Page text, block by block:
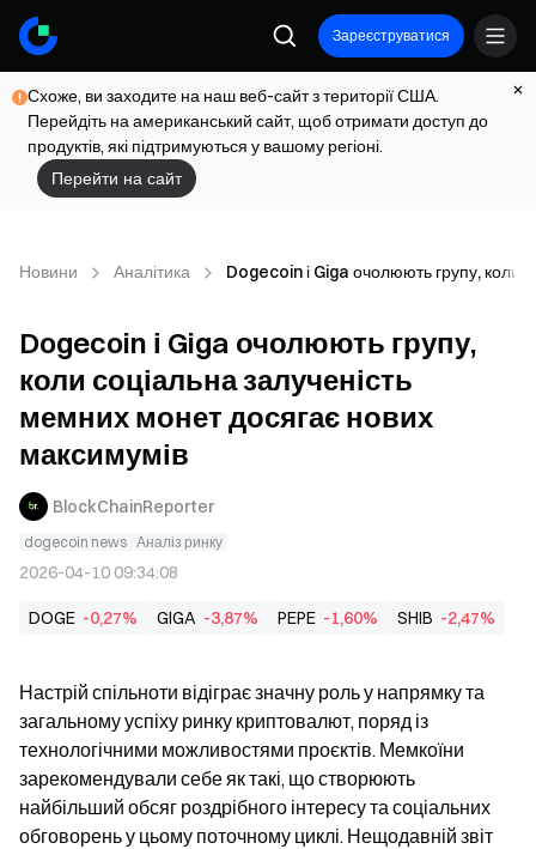
Зареєструватися
Схоже, ви заходите на наш веб-сайт з території США.
Перейдіть на американський сайт, щоб отримати доступ до
продуктів, які підтримуються у вашому регіоні.
Перейти на сайт
Новини Аналітика Dogecoin і Giga очолюють групу, коли
Dogecoin і Giga очолюють групу,
коли соціальна залученість
мемних монет досягає нових
максимумів
BlockChainReporter
dogecoin news Аналіз ринку
2026-04-10 09:34:08
DOGE -0,27% GIGA -3,87% PEPE -1,60% SHIB -2,47%
Настрій спільноти відіграє значну роль у напрямку та
загальному успіху ринку криптовалют, поряд із
технологічними можливостями проєктів. Мемкоїни
зарекомендували себе як такі, що створюють
найбільший обсяг роздрібного інтересу та соціальних
обговорень у цьому поточному циклі. Нещодавній звіт